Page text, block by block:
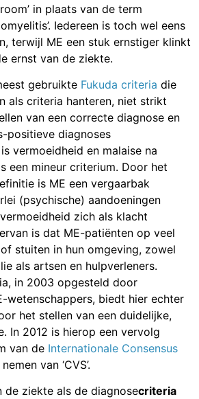
in plaats van de term
Iedereen is toch wel eens
terwijl ME een stuk ernstiger klinkt
ernst van de ziekte.
gebruikte Fukuda criteria die
als criteria hanteren, niet strikt
van een correcte diagnose en
positieve diagnoses
vermoeidheid en malaise na
een mineur criterium. Door het
is ME een vergaarbak
(psychische) aandoeningen
zich als klacht
is dat ME-patiënten op veel
stuiten in hun omgeving, zowel
als artsen en hulpverleners.
in 2003 opgesteld door
wetenschappers, biedt hier echter
het stellen van een duidelijke,
In 2012 is hierop een vervolg
van de Internationale Consensus
van ‘CVS’.
de ziekte als de diagnosecriteria